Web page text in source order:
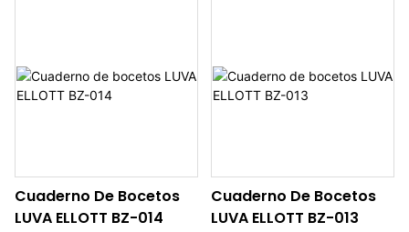
construcción resistente
garantiza una experiencia de
como para tinta.
construcción resistente
garantiza una experiencia de
como para tinta.
Cuaderno De Bocetos
LUVA ELLOTT BZ-014
Cuaderno De Bocetos
LUVA ELLOTT BZ-013